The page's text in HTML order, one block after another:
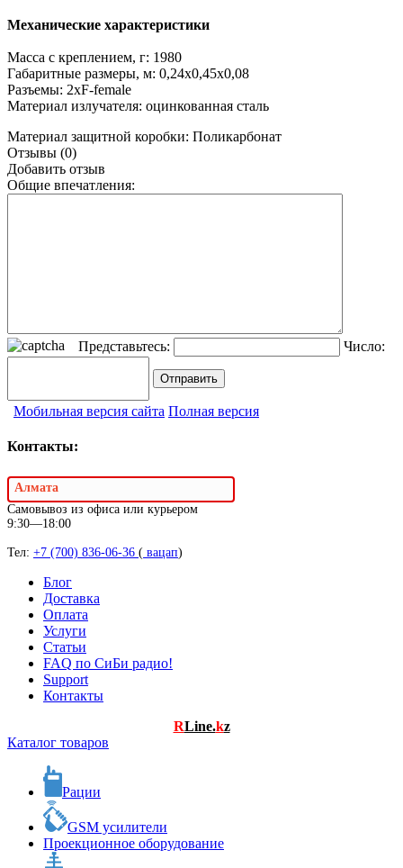
Механические характеристики
Масса с креплением, г: 1980
Габаритные размеры, м: 0,24х0,45х0,08
Разъемы: 2хF-female
Материал излучателя: оцинкованная сталь
Материал защитной коробки: Поликарбонат
Отзывы (0)
Добавить отзыв
Общие впечатления:
Представьтесь: Число:
Мобильная версия сайта Полная версия
Контакты:
Алмата
Самовывоз из офиса или курьером
9:30—18:00
Тел: +7 (700) 836-06-36 ( вацап)
Блог
Доставка
Оплата
Услуги
Статьи
FAQ по СиБи радио!
Support
Контакты
RLine.kz
Каталог товаров
Рации
GSM усилители
Проекционное оборудование